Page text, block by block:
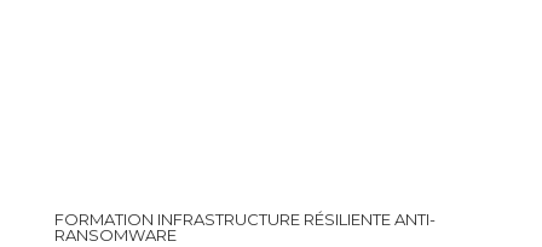
FORMATION INFRASTRUCTURE RÉSILIENTE ANTI-
RANSOMWARE